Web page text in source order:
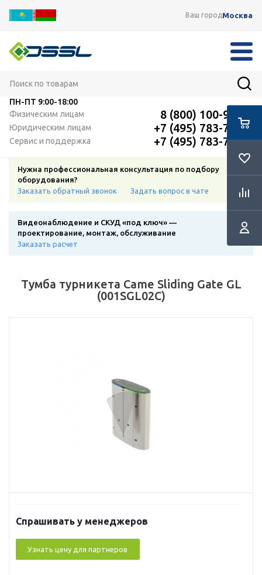
Ваш городМосква
ПН-ПТ 9:00-18:00
Физическим лицам
8 (800) 100-91-12
Юридическим лицам +7 (495) 783-72-87
Сервис и поддержка +7 (495) 783-72-87
Нужна профессиональная консультация по подбору
оборудования?
Заказать обратный звонок
Задать вопрос в чате
Видеонаблюдение и СКУД «под ключ» —
проектирование, монтаж, обслуживание
Заказать расчет
Тумба турникета Came Sliding Gate GL
(001SGL02C)
Спрашивать у менеджеров
Узнать цену для партнеров